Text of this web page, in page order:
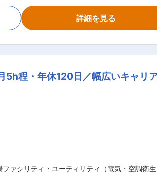
る制度のため満足度が高いことが特徴
は１名でなく２名が担当します。多く
たお客様 ・店舗
旅行を趣味とするメンバーもいます。 ■同社の想
はじめ、人生のタイミングに合わせ、お
みんなでつくり上げるもの。お客さまが
詳細を見る
程・年休120日／幅広いキャリ
ファシリティ・ユーティリティ（電気・空調衛生